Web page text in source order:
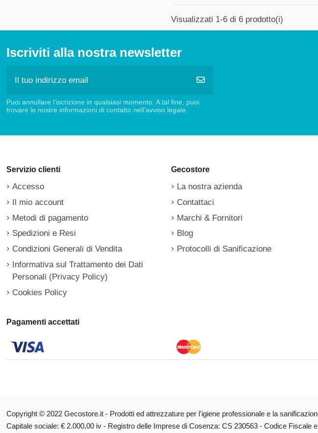
Visualizzati 1-6 di 6 prodotto(i)
Iscriviti alla nostra newsletter
Puoi annullare l'iscrizione in qualsiasi momento. A tal fine, puoi
trovare le nostre informazioni di contatto nell'avviso legale.
Servizio clienti
Accesso
Il mio account
Metodi di pagamento
Spedizioni e Resi
Condizioni Generali di Vendita
Informativa sul Trattamento dei Dati
Personali (Privacy Policy)
Cookies Policy
Gecostore
La nostra azienda
Contattaci
Marchi & Fornitori
Blog
Protocolli di Sanificazione
Pagamenti accettati
Copyright © 2022 Gecostore.it - ​​Prodotti ed attrezzature per l'igiene professionale e la
Capitale sociale: € 2.000,00 iv - Registro delle Imprese di Cosenza: CS 230563 - Codice Fiscale